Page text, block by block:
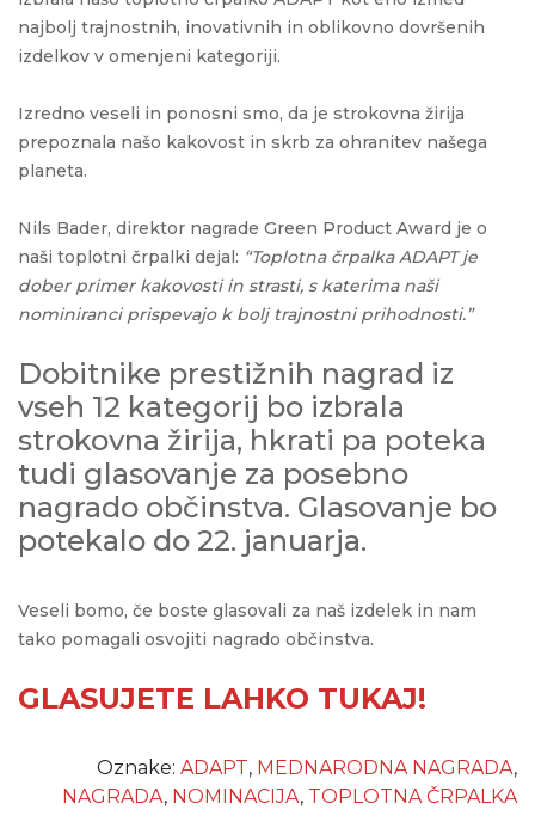
najbolj trajnostnih, inovativnih in oblikovno dovršenih
izdelkov v omenjeni kategoriji.
Izredno veseli in ponosni smo, da je strokovna žirija
prepoznala našo kakovost in skrb za ohranitev našega
planeta.
Nils Bader, direktor nagrade Green Product Award je o
naši toplotni črpalki dejal: “Toplotna črpalka ADAPT je
dober primer kakovosti in strasti, s katerima naši
nominiranci prispevajo k bolj trajnostni prihodnosti.”
Dobitnike prestižnih nagrad iz
vseh 12 kategorij bo izbrala
strokovna žirija, hkrati pa poteka
tudi glasovanje za posebno
nagrado občinstva. Glasovanje bo
potekalo do 22. januarja.
Veseli bomo, če boste glasovali za naš izdelek in nam
tako pomagali osvojiti nagrado občinstva.
GLASUJETE LAHKO TUKAJ!
Oznake: ADAPT, MEDNARODNA NAGRADA,
NAGRADA, NOMINACIJA, TOPLOTNA ČRPALKA